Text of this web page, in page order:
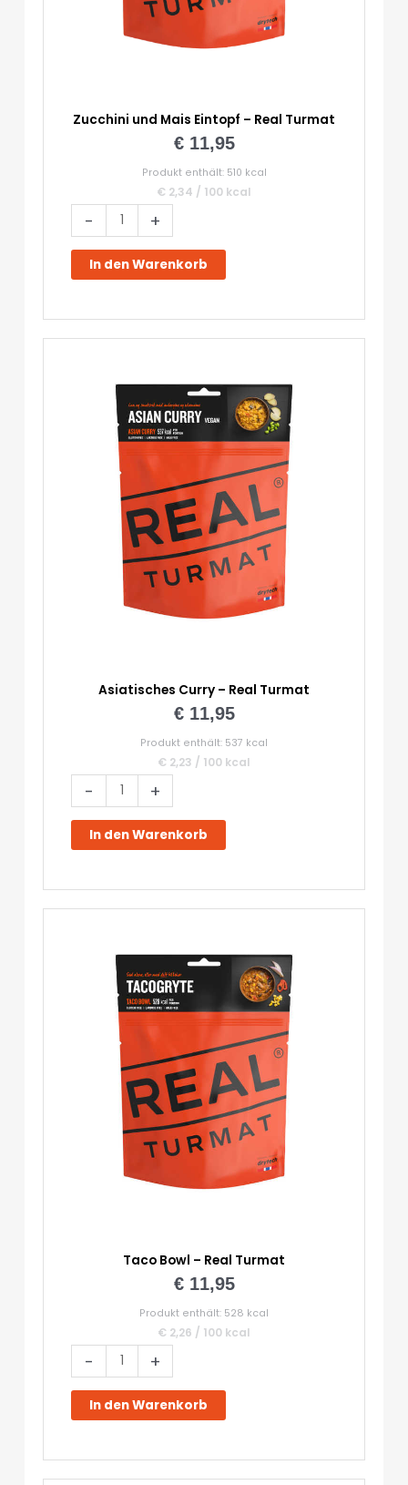
Zucchini und Mais Eintopf – Real Turmat
€11,95
Produkt enthält: 510 kcal
€ 2,34 / 100 kcal
-
und
Mais
Eintopf
+
In den Warenkorb
Asiatisches Curry – Real Turmat
€11,95
Produkt enthält: 537 kcal
€ 2,23 / 100 kcal
-
Asiatisches
Curry
Real
+
In den Warenkorb
Taco Bowl – Real Turmat
€11,95
Produkt enthält: 528 kcal
€ 2,26 / 100 kcal
-
Bowl
Real
+
In den Warenkorb